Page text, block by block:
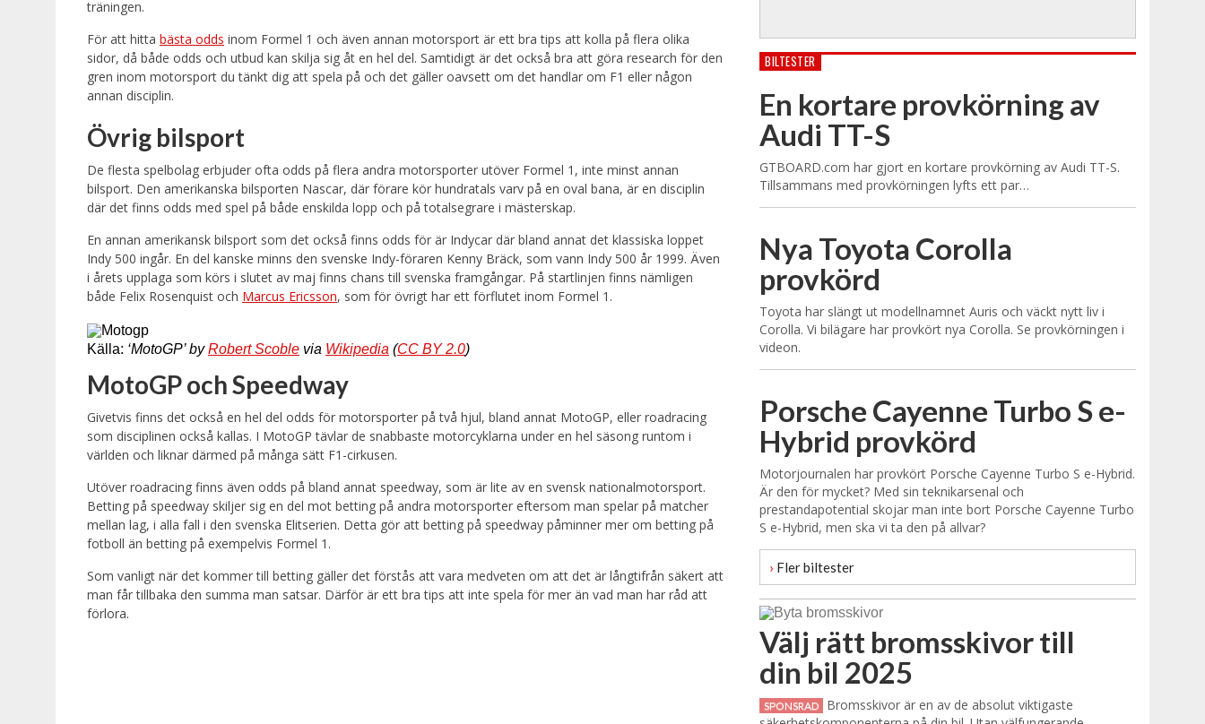
träningen.
För att hitta bästa odds inom Formel 1 och även annan motorsport är ett bra tips att kolla på flera olika
sidor, då både odds och utbud kan skilja sig åt en hel del. Samtidigt är det också bra att göra research för den
gren inom motorsport du tänkt dig att spela på och det gäller oavsett om det handlar om F1 eller någon
annan disciplin.
Övrig bilsport
De flesta spelbolag erbjuder ofta odds på flera andra motorsporter utöver Formel 1, inte minst annan
bilsport. Den amerikanska bilsporten Nascar, där förare kör hundratals varv på en oval bana, är en disciplin
där det finns odds med spel på både enskilda lopp och på totalsegrare i mästerskap.
En annan amerikansk bilsport som det också finns odds för är Indycar där bland annat det klassiska loppet
Indy 500 ingår. En del kanske minns den svenske Indy-föraren Kenny Bräck, som vann Indy 500 år 1999. Även
i årets upplaga som körs i slutet av maj finns chans till svenska framgångar. På startlinjen finns nämligen
både Felix Rosenquist och Marcus Ericsson, som för övrigt har ett förflutet inom Formel 1.
Källa: ‘MotoGP’ byRobert Scoble via Wikipedia (CC BY 2.0)
MotoGP och Speedway
Givetvis finns det också en hel del odds för motorsporter på två hjul, bland annat MotoGP, eller roadracing
som disciplinen också kallas. I MotoGP tävlar de snabbaste motorcyklarna under en hel säsong runtom i
världen och liknar därmed på många sätt F1-cirkusen.
Utöver roadracing finns även odds på bland annat speedway, som är lite av en svensk nationalmotorsport.
Betting på speedway skiljer sig en del mot betting på andra motorsporter eftersom man spelar på matcher
mellan lag, i alla fall i den svenska Elitserien. Detta gör att betting på speedway påminner mer om betting på
fotboll än betting på exempelvis Formel 1.
Som vanligt när det kommer till betting gäller det förstås att vara medveten om att det är långtifrån säkert att
man får tillbaka den summa man satsar. Därför är ett bra tips att inte spela för mer än vad man har råd att
förlora.
BILTESTER
En kortare provkörning av
Audi TT-S
GTBOARD.com har gjort en kortare provkörning av Audi TT-S.
Tillsammans med provkörningen lyfts ett par…
Nya Toyota Corolla
provkörd
Toyota har slängt ut modellnamnet Auris och väckt nytt liv i
Corolla. Vi bilägare har provkört nya Corolla. Se provkörningen i
videon.
Porsche Cayenne Turbo S e-
Hybrid provkörd
Motorjournalen har provkört Porsche Cayenne Turbo S e-Hybrid.
Är den för mycket? Med sin teknikarsenal och
prestandapotential skojar man inte bort Porsche Cayenne Turbo
S e-Hybrid, men ska vi ta den på allvar?
› Fler biltester
Välj rätt bromsskivor till
din bil 2025
SPONSRAD
Bromsskivor är en av de absolut viktigaste